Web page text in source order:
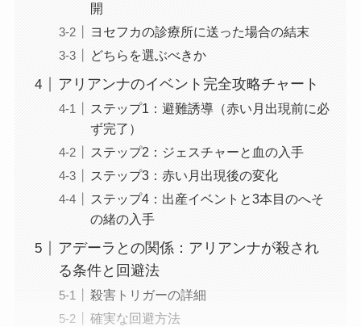
開
ヨセフカの診療所に送った場合の結末
どちらを選ぶべきか
アリアンナのイベント完全攻略チャート
ステップ1：避難誘導（赤い月出現前に必
ず完了）
ステップ2：ジェスチャーと血の入手
ステップ3：赤い月出現後の変化
ステップ4：出産イベントと3本目のへそ
の緒の入手
アデーラとの関係：アリアンナが殺され
る条件と回避法
殺害トリガーの詳細
確実な回避方法